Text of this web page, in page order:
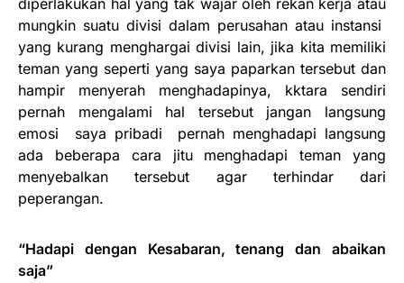
diperlakukan hal yang tak wajar oleh rekan kerja atau
mungkin suatu divisi dalam perusahan atau instansi
yang kurang menghargai divisi lain, jika kita memiliki
teman yang seperti yang saya paparkan tersebut dan
hampir menyerah menghadapinya, kktara sendiri
pernah mengalami hal tersebut jangan langsung
emosi saya pribadi pernah menghadapi langsung
ada beberapa cara jitu menghadapi teman yang
menyebalkan tersebut agar terhindar dari
peperangan.
“Hadapi dengan Kesabaran, tenang dan abaikan
saja”